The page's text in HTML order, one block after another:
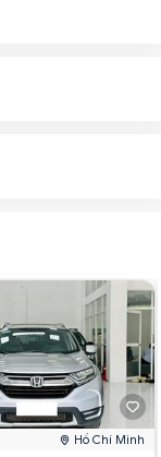
Hồ Chí Minh